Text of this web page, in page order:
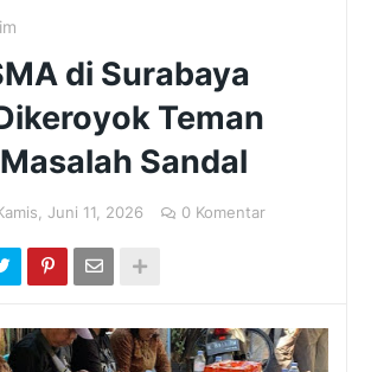
di Surabaya
Teman
Sandal
Juni 11, 2026 0 Komentar